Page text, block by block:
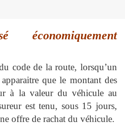
économiquement
code de la route, lorsqu’un
que le montant des
à la valeur du véhicule au
est tenu, sous 15 jours,
offre de rachat du véhicule.